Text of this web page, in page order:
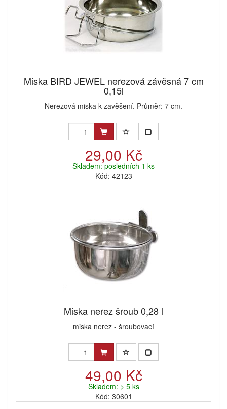
Miska BIRD JEWEL nerezová závěsná 7 cm
0,15l
Nerezová miska k zavěšení. Průměr: 7 cm.
29,00 Kč
Skladem: posledních 1 ks
Kód: 42123
Miska nerez šroub 0,28 l
miska nerez - šroubovací
49,00 Kč
Skladem: > 5 ks
Kód: 30601